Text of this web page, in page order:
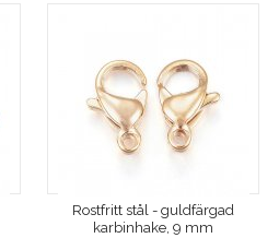
Rostfritt stål - guldfärgad
karbinhake, 9 mm